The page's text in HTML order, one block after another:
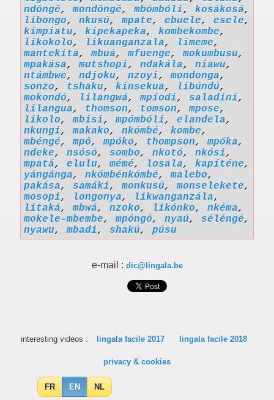
ndôngê,mondôngê,mbómbóli, kosákosá,
libongo, nkusú,mpate, ebuele, esele,
kimpiatu, kipekapeka, kombekombe,
likokolo, likuanganzala, limeme,
mantekita,mbuá,mfuenge,mokumbusu,
mpakása,mutshopi, ndakála, niawu,
ntámbwe, ndjoku, nzoyi,mondonga,
sonzo, tshaku, kinsekua, libúndú,
mokondó, lilangwá,mpíodi, saladini,
lilangua, thomson, tomson,mpose,
likolo,mbisi,mpómbóli, elandela,
nkungi,makako, nkómbé, kombe,
mbéngé,mpô,mpóko, thompson,mpóka,
ndeke, nsósó, sombo, nkotó, nkósi,
mpatá, elulu,mémé, losala, kapíténe,
yángánga, nkómbénkómbé,malebo,
pakása, samáki,monkusú,monselekete,
mosopi, longonya, likwanganzála,
litaká,mbwá, nzoko, likónko, nkéma,
mokele-mbembe,mpóngó, nyaú, séléngé,
nyawu,mbadi, shakú, púsu
e-mail : dic@lingala.be
interesting videos : lingala facile 2017 lingala facile 2018
privacy & cookies
FR EN NL